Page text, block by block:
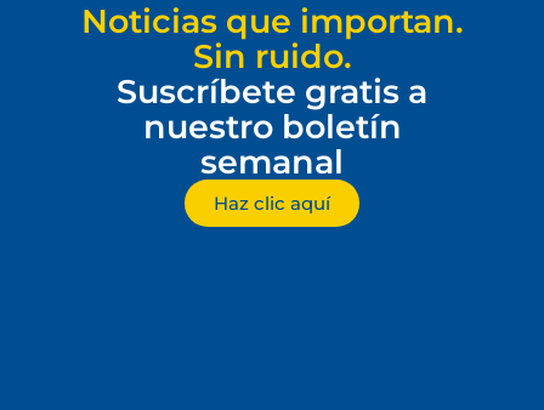
Noticias que importan.
Sin ruido.
Suscríbete gratis a
nuestro boletín
semanal
Haz clic aquí